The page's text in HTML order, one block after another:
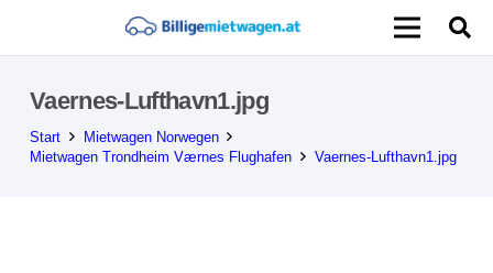
Vaernes-Lufthavn1.jpg
Start
Mietwagen Norwegen
Mietwagen Trondheim Værnes Flughafen
Vaernes-Lufthavn1.jpg